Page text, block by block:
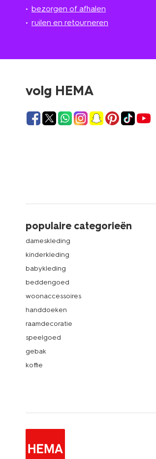
bezorgen of afhalen
ruilen en retourneren
volg HEMA
populaire categorieën
dameskleding
kinderkleding
babykleding
beddengoed
woonaccessoires
handdoeken
raamdecoratie
speelgoed
gebak
koffie